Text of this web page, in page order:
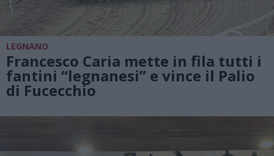
LEGNANO
Francesco Caria mette in fila tutti i
fantini “legnanesi” e vince il Palio
di Fucecchio